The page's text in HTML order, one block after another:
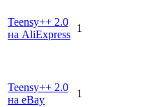
Teensy++ 2.0
на AliExpress
1
Teensy++ 2.0
на eBay
1